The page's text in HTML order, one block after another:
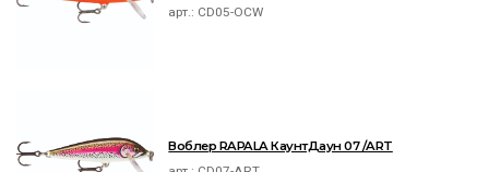
арт.: CD05-OCW
Воблер RAPALA КаунтДаун 07 /ART